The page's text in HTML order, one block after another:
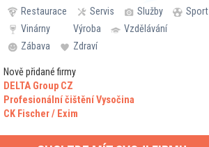
Restaurace
Servis Služby
Sport
Vinárny
Výroba
Vzdělávání
Zábava
Zdraví
Nově přidané firmy
DELTA Group CZ
Profesionální čištění Vysočina
CK Fischer / Exim